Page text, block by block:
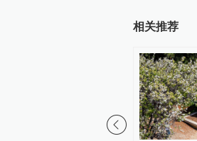
相关推荐